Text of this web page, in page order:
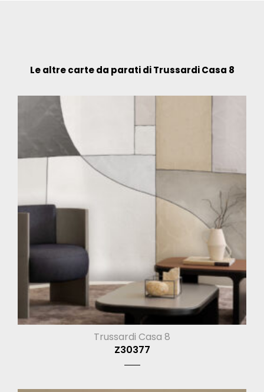
Le altre carte da parati di Trussardi Casa 8
Trussardi Casa 8
Z30377